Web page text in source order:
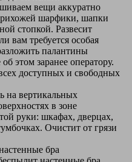
вещи аккуратно
шарфики, шапки
стопкой. Развесит
вам требуется особая
палантины
этом заранее оператору.
доступных и свободных
на вертикальных
в зоне
руки: шкафах, дверцах,
Очистит от грязи
бра